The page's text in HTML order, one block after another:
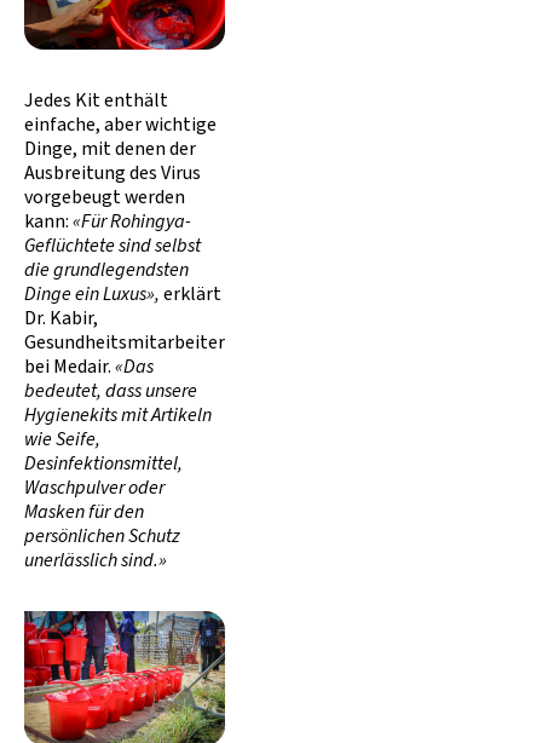
Jedes Kit enthält
einfache, aber wichtige
Dinge, mit denen der
Ausbreitung des Virus
vorgebeugt werden
kann:«Für Rohingya-
Geflüchtete sind selbst
die grundlegendsten
Dinge ein Luxus»,erklärt
Dr. Kabir,
Gesundheitsmitarbeiter
bei Medair.«Das
bedeutet, dass unsere
Hygienekits mit Artikeln
wie Seife,
Desinfektionsmittel,
Waschpulver oder
Masken für den
persönlichen Schutz
unerlässlich sind.»